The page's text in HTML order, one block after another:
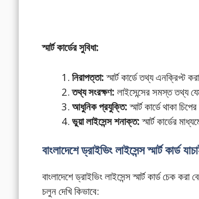
স্মার্ট কার্ডের সুবিধা:
নিরাপত্তা:স্মার্ট কার্ডে তথ্য এনক্রিপ্ট
তথ্য সংরক্ষণ: লাইসেন্সের সমস্ত তথ্য
আধুনিক প্রযুক্তি:স্মার্ট কার্ডে থাকা
ভুয়া লাইসেন্স শনাক্ত:স্মার্ট কার্ডের
বাংলাদেশে ড্রাইভিং লাইসেন্স স্মার্ট কার্ড
বাংলাদেশে ড্রাইভিং লাইসেন্স স্মার্ট কার্ড চেক
চলুন দেখি কিভাবে: